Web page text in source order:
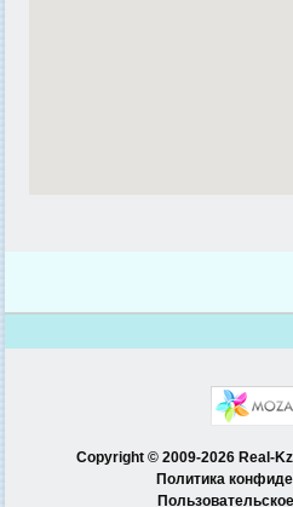
Copyright © 2009-2026 Real-
Политика